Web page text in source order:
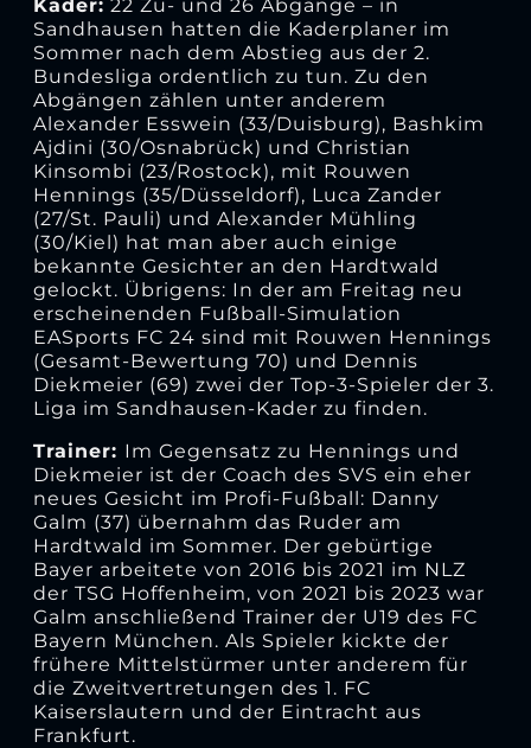
Kader: 22 Zu- und 26 Abgänge – in
Sandhausen hatten die Kaderplaner im
Sommer nach dem Abstieg aus der 2.
Bundesliga ordentlich zu tun. Zu den
Abgängen zählen unter anderem
Alexander Esswein (33/Duisburg), Bashkim
Ajdini (30/Osnabrück) und Christian
Kinsombi (23/Rostock), mit Rouwen
Hennings (35/Düsseldorf), Luca Zander
(27/St. Pauli) und Alexander Mühling
(30/Kiel) hat man aber auch einige
bekannte Gesichter an den Hardtwald
gelockt. Übrigens: In der am Freitag neu
erscheinenden Fußball-Simulation
EASports FC 24 sind mit Rouwen Hennings
(Gesamt-Bewertung 70) und Dennis
Diekmeier (69) zwei der Top-3-Spieler der 3.
Liga im Sandhausen-Kader zu finden.
Trainer: Im Gegensatz zu Hennings und
Diekmeier ist der Coach des SVS ein eher
neues Gesicht im Profi-Fußball: Danny
Galm (37) übernahm das Ruder am
Hardtwald im Sommer. Der gebürtige
Bayer arbeitete von 2016 bis 2021 im NLZ
der TSG Hoffenheim, von 2021 bis 2023 war
Galm anschließend Trainer der U19 des FC
Bayern München. Als Spieler kickte der
frühere Mittelstürmer unter anderem für
die Zweitvertretungen des 1. FC
Kaiserslautern und der Eintracht aus
Frankfurt.